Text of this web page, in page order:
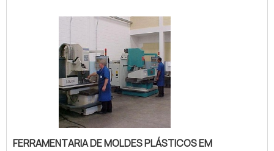
qualidade. Sendo assim, o projeto só é
entregue quando o produto está apto para
atender às necessidades solicitadas. Por
conta disso,.
FERRAMENTARIA DE MOLDES PLÁSTICOS EM